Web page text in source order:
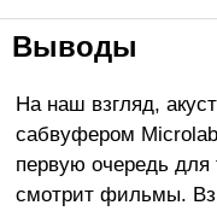
Выводы
На наш взгляд,
сабвуфером
первую очередь для
смотрит фильмы.